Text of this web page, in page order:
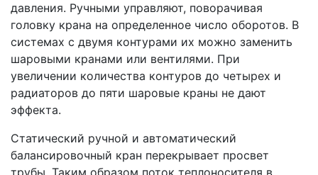
давления. Ручными управляют, поворачивая
головку крана на определенное число оборотов. В
системах с двумя контурами их можно заменить
шаровыми кранами или вентилями. При
увеличении количества контуров до четырех и
радиаторов до пяти шаровые краны не дают
эффекта.
Статический ручной и автоматический
балансировочный кран перекрывает просвет
трубы. Таким образом поток теплоносителя в